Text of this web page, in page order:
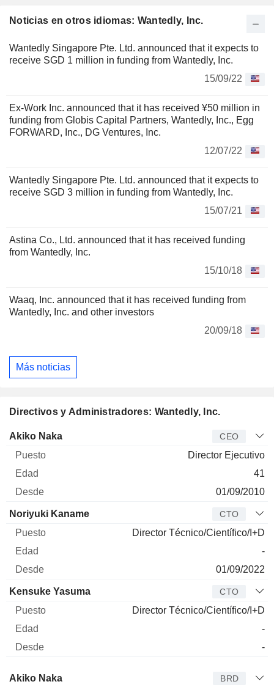
Noticias en otros idiomas: Wantedly, Inc.
Wantedly Singapore Pte. Ltd. announced that it expects to
receive SGD 1 million in funding from Wantedly, Inc.
15/09/22
Ex-Work Inc. announced that it has received ¥50 million in
funding from Globis Capital Partners, Wantedly, Inc., Egg
FORWARD, Inc., DG Ventures, Inc.
12/07/22
Wantedly Singapore Pte. Ltd. announced that it expects to
receive SGD 3 million in funding from Wantedly, Inc.
15/07/21
Astina Co., Ltd. announced that it has received funding
from Wantedly, Inc.
15/10/18
Waaq, Inc. announced that it has received funding from
Wantedly, Inc. and other investors
20/09/18
Más noticias
Directivos y Administradores: Wantedly, Inc.
Director Puesto
Akiko Naka CEO
Director Ejecutivo
41
01/09/2010
Noriyuki Kaname CTO
Director Técnico/Científico/I+D
-
01/09/2022
Kensuke Yasuma CTO
Director Técnico/Científico/I+D
-
-
Administrador
Akiko Naka BRD